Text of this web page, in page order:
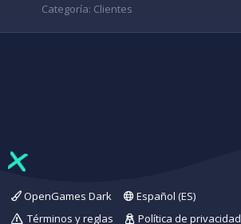
Categoría: Clientes
OpenGames Dark
Español (ES)
Términos y reglas
Política de privacidad